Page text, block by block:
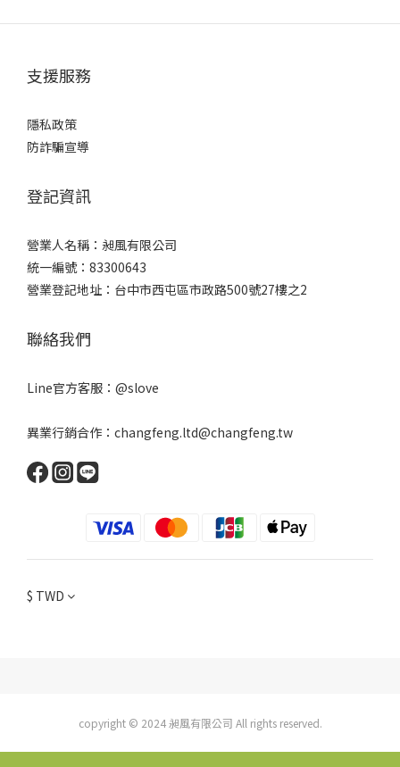
支援服務
隱私政策
防詐騙宣導
登記資訊
營業人名稱：昶風有限公司
統一編號：83300643
營業登記地址：台中市西屯區市政路500號27樓之2
聯絡我們
Line官方客服： @slove
異業行銷合作：changfeng.ltd@changfeng.tw
$ TWD
copyright © 2024 昶風有限公司 All rights reserved.